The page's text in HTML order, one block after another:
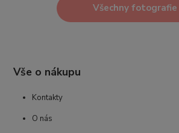
Všechny fotografie
Vše o nákupu
Kontakty
O nás